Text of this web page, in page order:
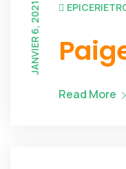
JANVIER 6, 2021
Read More